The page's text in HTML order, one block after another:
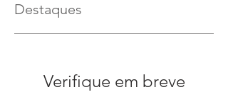
Destaques
Verifique em breve